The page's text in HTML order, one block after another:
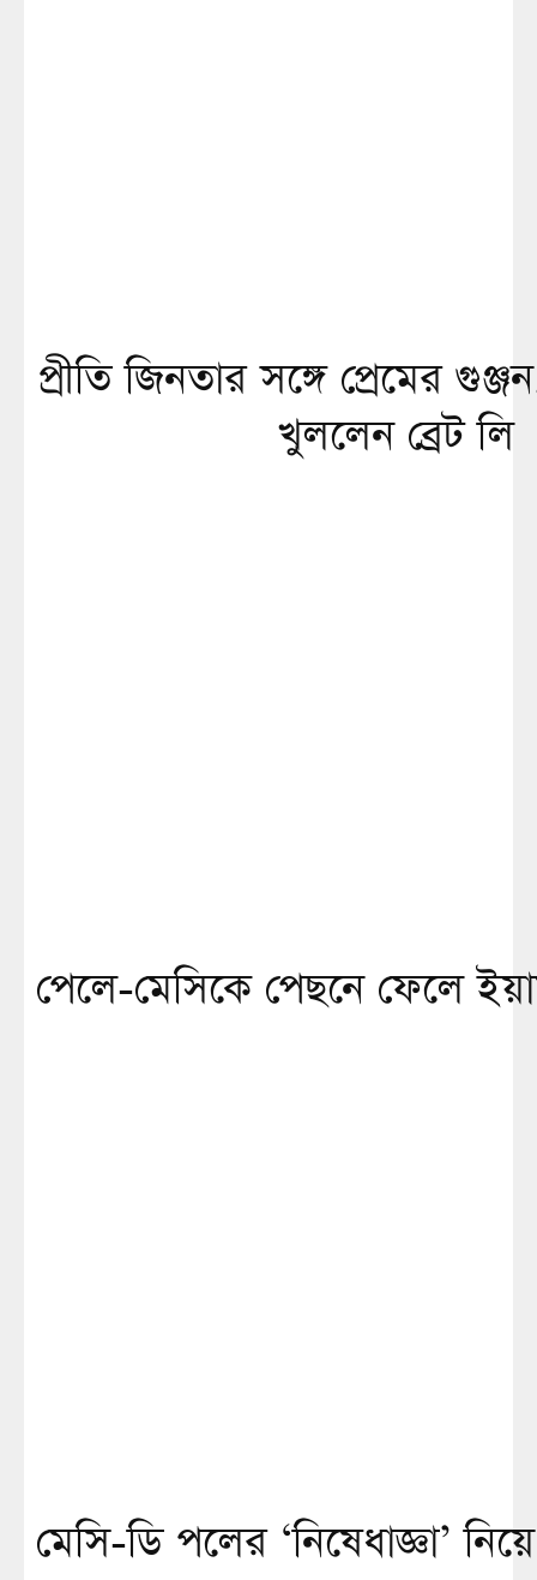
প্রীতি জিনতার সঙ্গে প্রেমের
খুললেন ব্রেট লি
পেলে-মেসিকে পেছনে ফেলে
মেসি-ডি পলের ‘নিষেধাজ্ঞা’